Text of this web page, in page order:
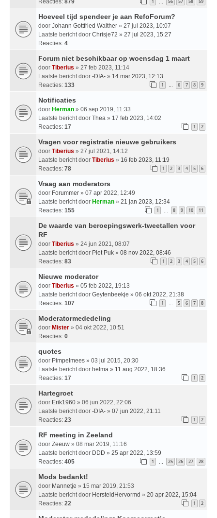
1 … 56 57 58 59
Hoeveel tijd spendeer je aan RefoForum?
door Johann Gottfried Walther » 27 jul 2023, 10:07
Laatste bericht door Chrisje72 » 27 jul 2023, 15:27
Reacties: 4
Forum niet beschikbaar op woensdag 1 maart
door Tiberius » 27 feb 2023, 11:14
Laatste bericht door -DIA- » 14 mar 2023, 12:13
Reacties: 133 1 … 6 7 8 9
Notificaties
door Herman » 06 sep 2019, 11:33
Laatste bericht door Thea » 17 feb 2023, 14:02
Reacties: 17 1 2
Vragen voor registratie nieuwe gebruikers
door Tiberius » 27 jul 2021, 14:12
Laatste bericht door Tiberius » 16 feb 2023, 11:19
Reacties: 78 1 2 3 4 5 6
Vraag aan moderators
door Forummer » 07 apr 2022, 12:49
Laatste bericht door Herman » 21 jan 2023, 12:34
Reacties: 155 1 … 8 9 10 11
De waarde van beroepingswerk-tweetallen voor
RF
door Tiberius » 24 jun 2021, 08:07
Laatste bericht door Piet Puk » 08 nov 2022, 08:46
Reacties: 83 1 2 3 4 5 6
Nieuwe moderator
door Tiberius » 05 feb 2022, 19:13
Laatste bericht door Geytenbeekje » 06 okt 2022, 21:38
Reacties: 107 1 … 5 6 7 8
Moderatormededeling
door Mister » 04 okt 2022, 10:51
Reacties: 0
quotes
door Pimpelmees » 03 jul 2015, 20:30
Laatste bericht door helma » 11 aug 2022, 18:36
Reacties: 17 1 2
Hartegroet
door Erik1960 » 06 jun 2022, 22:06
Laatste bericht door -DIA- » 07 jun 2022, 21:11
Reacties: 23 1 2
RF meeting in Zeeland
door Zeeuw » 08 mar 2019, 11:16
Laatste bericht door DDD » 25 apr 2022, 13:59
Reacties: 405 1 … 25 26 27 28
Mods bedankt!
door Mannetje » 15 mar 2019, 21:53
Laatste bericht door HersteldHervormd » 20 apr 2022, 15:04
Reacties: 22 1 2